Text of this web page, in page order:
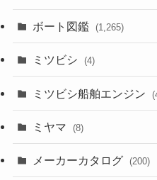
ボート図鑑 (1,265)
ミツビシ (4)
ミツビシ船舶エンジン
ミヤマ (8)
メーカーカタログ (200)